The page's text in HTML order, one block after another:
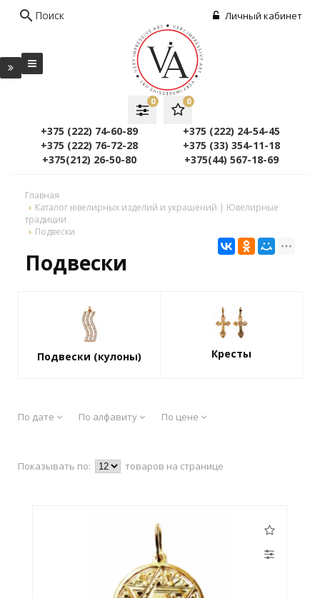
0
0
search Поиск
+375 (222) 74-60-89
+375 (222) 24-54-45
+375 (222) 76-72-28
+375 (33) 354-11-18
+375(212) 26-50-80
+375(44) 567-18-69
Личный кабинет
Главная
Каталог ювелирных изделий и украшений | Ювелирные
традиции
Подвески
Подвески
Подвески (кулоны) Кресты
По дате По алфавиту По цене
Показывать по: товаров на странице